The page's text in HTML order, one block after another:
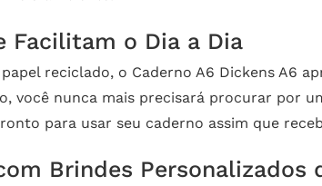
Facilitam o Dia a Dia
reciclado, o Caderno A6 Dickens A6
você nunca mais precisará procurar por
para usar seu caderno assim que
Brindes Personalizados